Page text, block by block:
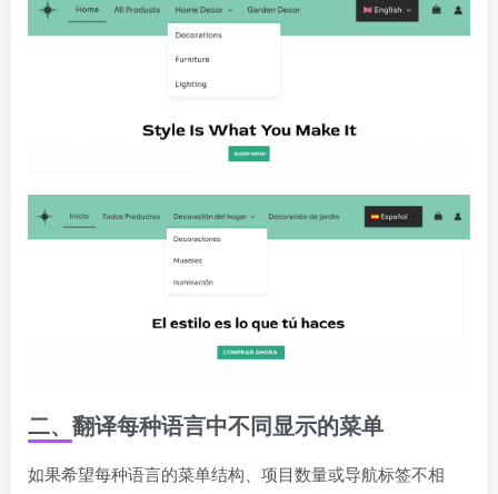
二、翻译每种语言中不同显示的菜单
如果希望每种语言的菜单结构、项目数量或导航标签不相